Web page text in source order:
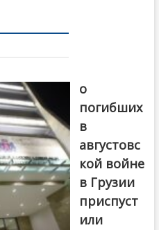
о
погибших
в
августовс
кой войне
в Грузии
приспуст
или